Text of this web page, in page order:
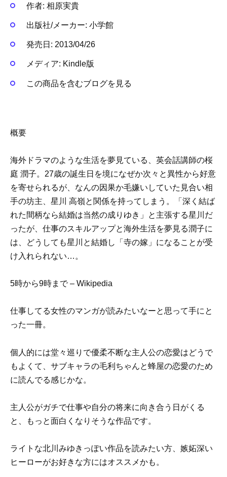
作者: 相原実貴
出版社/メーカー: 小学館
発売日: 2013/04/26
メディア: Kindle版
この商品を含むブログを見る
概要
海外ドラマのような生活を夢見ている、英会話講師の桜
庭 潤子。27歳の誕生日を境になぜか次々と異性から好意
を寄せられるが、なんの因果か毛嫌いしていた見合い相
手の坊主、星川 高嶺と関係を持ってしまう。「深く結ば
れた間柄なら結婚は当然の成りゆき」と主張する星川だ
ったが、仕事のスキルアップと海外生活を夢見る潤子に
は、どうしても星川と結婚し「寺の嫁」になることが受
け入れられない…。
5時から9時まで – Wikipedia
仕事してる女性のマンガが読みたいなーと思って手にと
った一冊。
個人的には堂々巡りで優柔不断な主人公の恋愛はどうで
もよくて、 サブキャラの毛利ちゃんと蜂屋の恋愛のため
に読んでる感じかな。
主人公がガチで仕事や自分の将来に向き合う日がくる
と、もっと面白くなりそうな作品です。
ライトな北川みゆきっぽい作品を読みたい方、嫉妬深い
ヒーローがお好きな方にはオススメかも。